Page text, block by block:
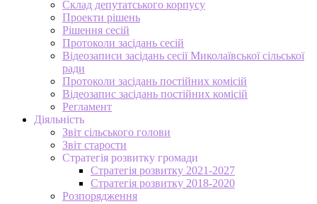
Склад депутатського корпусу
Проекти рішень
Рішення сесій
Протоколи засідань сесій
Відеозаписи засідань сесії Миколаївської сільської
ради
Протоколи засідань постійних комісій
Відеозапис засідань постійних комісій
Регламент
Діяльність
Звіт сільського голови
Звіт старости
Стратегія розвитку громади
Стратегія розвитку 2021-2027
Стратегія розвитку 2018-2020
Розпорядження